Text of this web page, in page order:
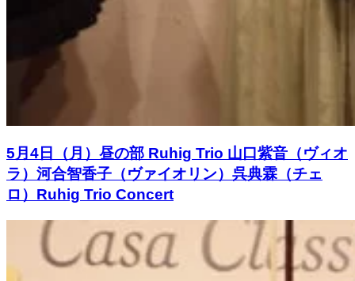
5月4日（月）昼の部 Ruhig Trio 山口紫音（ヴィオ
ラ）河合智香子（ヴァイオリン）呉典霖（チェ
ロ）Ruhig Trio Concert